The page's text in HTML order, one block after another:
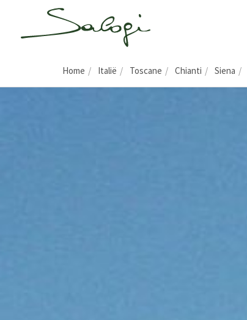
Home Italië Toscane Chianti Siena